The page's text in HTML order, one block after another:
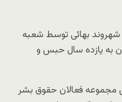
شهروند بهائی توسط شعبه
به یازده سال حبس و
مجموعه فعالان حقوق بشر